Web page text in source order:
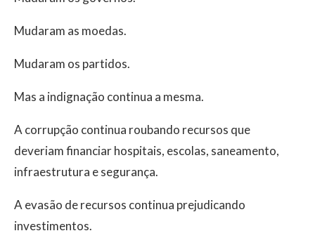
Mudaram as moedas.
Mudaram os partidos.
Mas a indignação continua a mesma.
A corrupção continua roubando recursos que
deveriam financiar hospitais, escolas, saneamento,
infraestrutura e segurança.
A evasão de recursos continua prejudicando
investimentos.